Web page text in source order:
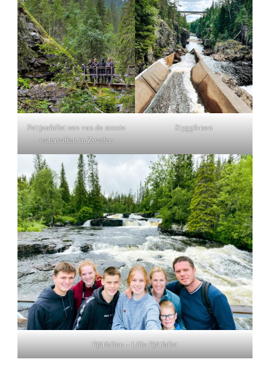
Fettjeafallet een van de mooie
watervallen in Zweden
Styggforsen
Fjätfallen – Lilla Fjätfallet